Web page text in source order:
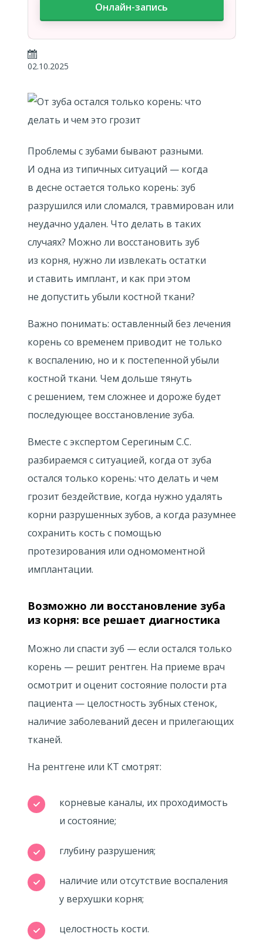
Онлайн-запись
02.10.2025
Проблемы с зубами бывают разными.
И одна из типичных ситуаций — когда
в десне остается только корень: зуб
разрушился или сломался, травмирован или
неудачно удален. Что делать в таких
случаях? Можно ли восстановить зуб
из корня, нужно ли извлекать остатки
и ставить имплант, и как при этом
не допустить убыли костной ткани?
Важно понимать: оставленный без лечения
корень со временем приводит не только
к воспалению, но и к постепенной убыли
костной ткани. Чем дольше тянуть
с решением, тем сложнее и дороже будет
последующее восстановление зуба.
Вместе с экспертом Серегиным С.С.
разбираемся с ситуацией, когда от зуба
остался только корень: что делать и чем
грозит бездействие, когда нужно удалять
корни разрушенных зубов, а когда разумнее
сохранить кость с помощью
протезирования или одномоментной
имплантации.
Возможно ли восстановление зуба
из корня: все решает диагностика
Можно ли спасти зуб — если остался только
корень — решит рентген. На приеме врач
осмотрит и оценит состояние полости рта
пациента — целостность зубных стенок,
наличие заболеваний десен и прилегающих
тканей.
На рентгене или КТ смотрят:
корневые каналы, их проходимость
и состояние;
глубину разрушения;
наличие или отсутствие воспаления
у верхушки корня;
целостность кости.